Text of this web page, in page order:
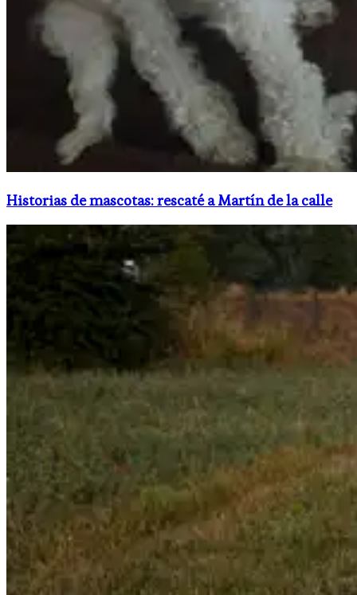
Historias de mascotas: rescaté a Martín de la calle